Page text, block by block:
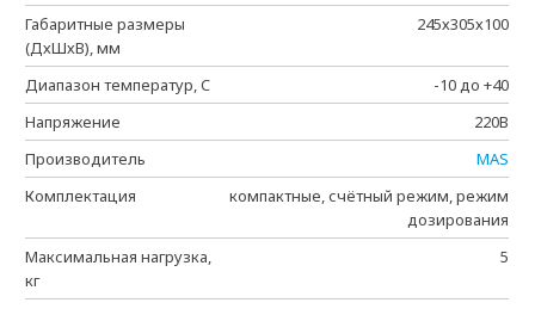
Габаритные размеры
(ДхШхВ), мм
245х305х100
Диапазон температур, C
-10 до +40
Напряжение
220В
Производитель
MAS
Комплектация
компактные, счётный режим, режим
дозирования
Максимальная нагрузка,
кг
5